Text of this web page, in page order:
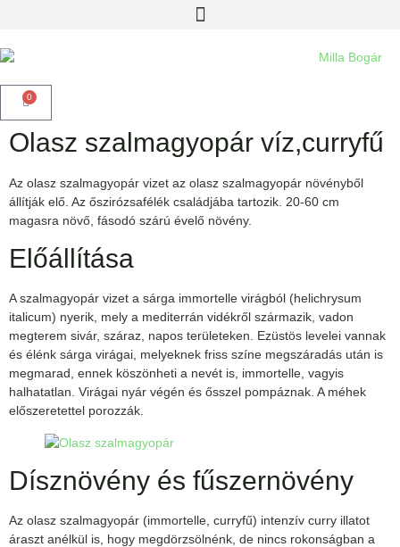
0
Olasz szalmagyopár víz,curryfű
Az olasz szalmagyopár vizet az olasz szalmagyopár növényből
állítják elő. Az őszirózsafélék családjába tartozik. 20-60 cm
magasra növő, fásodó szárú évelő növény.
Előállítása
A szalmagyopár vizet a sárga immortelle virágból (helichrysum
italicum) nyerik, mely a mediterrán vidékről származik, vadon
megterem sivár, száraz, napos területeken. Ezüstös levelei vannak
és élénk sárga virágai, melyeknek friss színe megszáradás után is
megmarad, ennek köszönheti a nevét is, immortelle, vagyis
halhatatlan. Virágai nyár végén és ősszel pompáznak. A méhek
előszeretettel porozzák.
Dísznövény és fűszernövény
Az olasz szalmagyopár (immortelle, curryfű) intenzív curry illatot
áraszt anélkül is, hogy megdörzsölnénk, de nincs rokonságban a